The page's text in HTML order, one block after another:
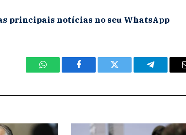
principais notícias no seu WhatsApp
WhatsAppFacebook Twitter Telegram